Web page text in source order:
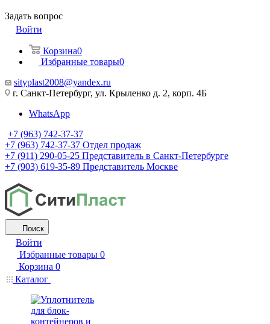
Задать вопрос
Войти
Корзина0
Избранные товары0
sityplast2008@yandex.ru
г. Санкт-Петербург, ул. Крыленко д. 2, корп. 4Б
WhatsApp
+7 (963) 742-37-37
+7 (963) 742-37-37 Отдел продаж
+7 (911) 290-05-25 Представитель в Санкт-Петербурге
+7 (903) 619-35-89 Представитель Москве
Поиск
Войти
Избранные товары 0
Корзина 0
Каталог